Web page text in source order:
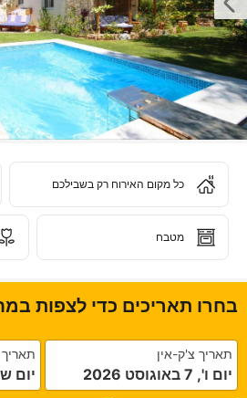
כל מקום האירוח רק בשבילכם
מטבח
בחרו תאריכים כדי לצפות
תאריך צ'ק-אין
יום ו', 7 באוגוסט 2026 יום ש', 8 באוגוסט